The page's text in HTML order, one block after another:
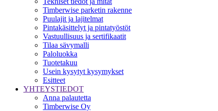
Timberwise parketin rakenne
Puulajit ja lajitelmat
Pintakäsittelyt ja pintatyöstöt
Vastuullisuus ja sertifikaatit
Tilaa sävymalli
Paloluokka
Tuotetakuu
Usein kysytyt kysymykset
Esitteet
YHTEYSTIEDOT
Anna palautetta
Timberwise Oy